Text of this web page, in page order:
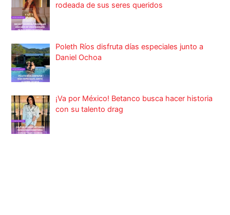
rodeada de sus seres queridos
Poleth Ríos disfruta días especiales junto a
Daniel Ochoa
¡Va por México! Betanco busca hacer historia
con su talento drag